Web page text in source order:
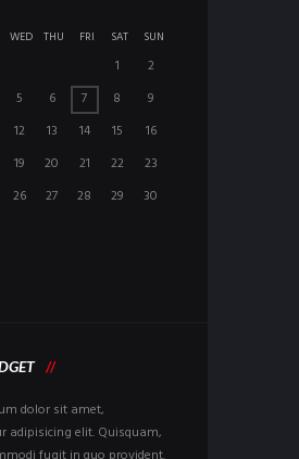
WED THU FRI SAT SUN
1
2
5 6 7 8
9
12 13 14 15
16
19 20 21 22
23
26 27 28 29
30
dolor sit amet,
adipisicing elit. Quisquam,